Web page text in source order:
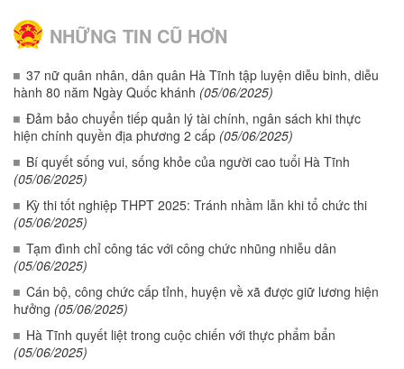
NHỮNG TIN CŨ HƠN
37 nữ quân nhân, dân quân Hà Tĩnh tập luyện diễu binh, diễu
hành 80 năm Ngày Quốc khánh (05/06/2025)
Đảm bảo chuyển tiếp quản lý tài chính, ngân sách khi thực
hiện chính quyền địa phương 2 cấp (05/06/2025)
Bí quyết sống vui, sống khỏe của người cao tuổi Hà Tĩnh
(05/06/2025)
Kỳ thi tốt nghiệp THPT 2025: Tránh nhầm lẫn khi tổ chức thi
(05/06/2025)
Tạm đình chỉ công tác với công chức nhũng nhiễu dân
(05/06/2025)
Cán bộ, công chức cấp tỉnh, huyện về xã được giữ lương hiện
hưởng (05/06/2025)
Hà Tĩnh quyết liệt trong cuộc chiến với thực phẩm bẩn
(05/06/2025)